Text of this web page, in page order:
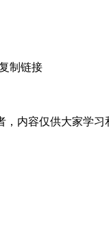
制链接
内容仅供大家学